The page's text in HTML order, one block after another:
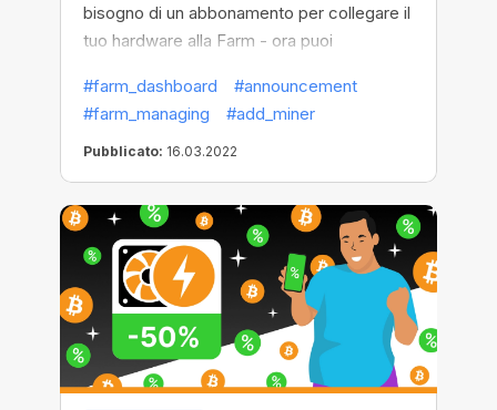
bisogno di un abbonamento per collegare il
tuo hardware alla Farm - ora puoi
investimenti!
#farm_dashboard
#announcement
#farm_managing
#add_miner
Pubblicato: 16.03.2022